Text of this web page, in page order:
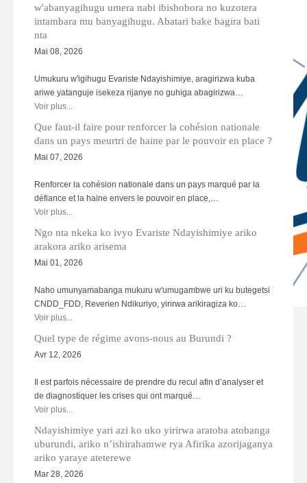
HAGU06.jpg
w'abanyagihugu umera nabi ibishobora no kuzotera
intambara mu banyagihugu. Abatari bake bagira bati
nta
Mai 08, 2026
Umukuru w'igihugu Evariste Ndayishimiye, aragirizwa kuba
ariwe yatanguje isekeza rijanye no guhiga abagirizwa…
Voir plus...
Que faut-il faire pour renforcer la cohésion nationale
dans un pays meurtri de haine par le pouvoir en place ?
Mai 07, 2026
Renforcer la cohésion nationale dans un pays marqué par la
défiance et la haine envers le pouvoir en place,…
Voir plus...
Ngo nta nkeka ko ivyo Evariste Ndayishimiye ariko
arakora ariko arisema
Mai 01, 2026
Naho umunyamabanga mukuru w'umugambwe uri ku butegetsi
CNDD_FDD, Reverien Ndikuriyo, yirirwa arikiragiza ko…
Voir plus...
Quel type de régime avons-nous au Burundi ?
Avr 12, 2026
Il est parfois nécessaire de prendre du recul afin d’analyser et
de diagnostiquer les crises qui ont marqué…
Voir plus...
Ndayishimiye yari azi ko uko yirirwa aratoba atobanga
uburundi, ariko n’ishirahamwe rya Afirika azorijaganya
ariko yaraye ateterewe
Mar 28, 2026